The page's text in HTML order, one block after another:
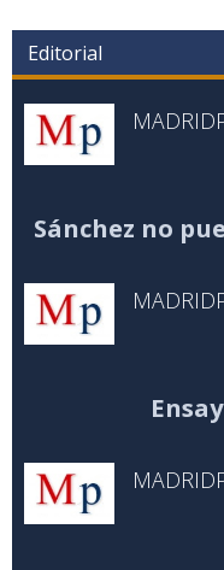
Editorial
Sánchez no